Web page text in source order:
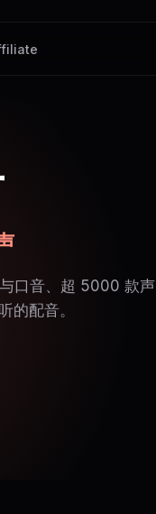
口音、超 5000 款声
的配音。